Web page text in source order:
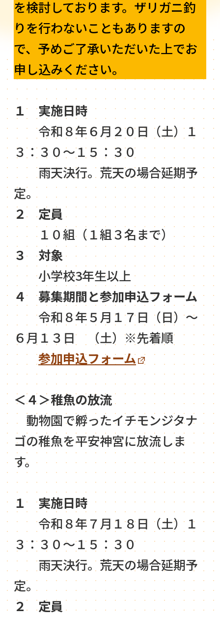
を検討しております。ザリガニ釣
りを行わないこともありますの
で、予めご了承いただいた上でお
申し込みください。
１ 実施日時
令和８年６月２０日（土）１
３：３０～１５：３０
雨天決行。荒天の場合延期予
定。
２ 定員
１０組（１組３名まで）
３ 対象
小学校3年生以上
４ 募集期間と参加申込フォーム
令和８年５月１７日（日）～
６月１３日 （土）※先着順
参加申込フォーム
＜４＞稚魚の放流
動物園で孵ったイチモンジタナ
ゴの稚魚を平安神宮に放流しま
す。
１ 実施日時
令和８年７月１８日（土）１
３：３０～１５：３０
雨天決行。荒天の場合延期予
定。
２ 定員